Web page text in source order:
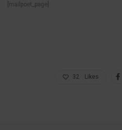
[mailpoet_page]
32 Likes